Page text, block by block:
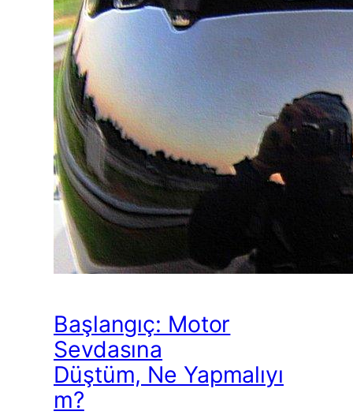
Başlangıç: Motor
Sevdasına
Düştüm, Ne Yapmalıyı
m?